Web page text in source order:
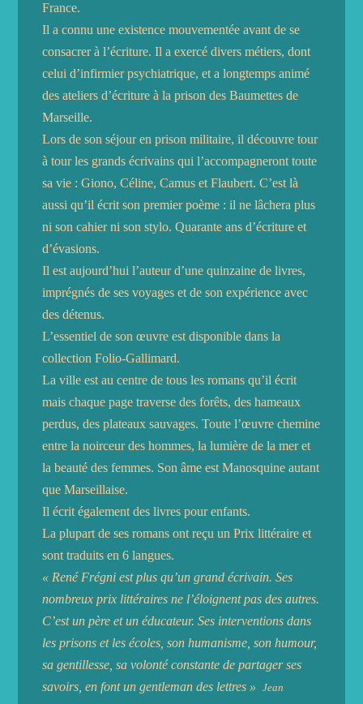
France.
Il a connu une existence mouvementée avant de se
consacrer à l’écriture. Il a exercé divers métiers, dont
celui d’infirmier psychiatrique, et a longtemps animé
des ateliers d’écriture à la prison des Baumettes de
Marseille.
Lors de son séjour en prison militaire, il découvre tour
à tour les grands écrivains qui l’accompagneront toute
sa vie : Giono, Céline, Camus et Flaubert. C’est là
aussi qu’il écrit son premier poème : il ne lâchera plus
ni son cahier ni son stylo. Quarante ans d’écriture et
d’évasions.
Il est aujourd’hui l’auteur d’une quinzaine de livres,
imprégnés de ses voyages et de son expérience avec
des détenus.
L’essentiel de son œuvre est disponible dans la
collection Folio-Gallimard.
La ville est au centre de tous les romans qu’il écrit
mais chaque page traverse des forêts, des hameaux
perdus, des plateaux sauvages. Toute l’œuvre chemine
entre la noirceur des hommes, la lumière de la mer et
la beauté des femmes. Son âme est Manosquine autant
que Marseillaise.
Il écrit également des livres pour enfants.
La plupart de ses romans ont reçu un Prix littéraire et
sont traduits en 6 langues.
« René Frégni est plus qu’un grand écrivain. Ses
nombreux prix littéraires ne l’éloignent pas des autres.
C’est un père et un éducateur. Ses interventions dans
les prisons et les écoles, son humanisme, son humour,
sa gentillesse, sa volonté constante de partager ses
savoirs, en font un gentleman des lettres »Jean